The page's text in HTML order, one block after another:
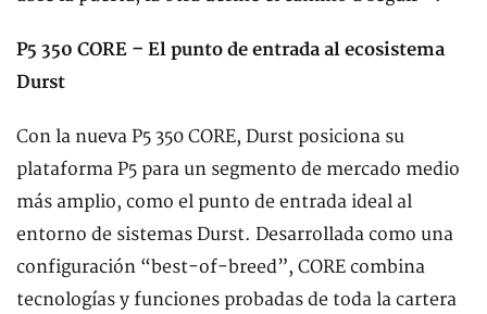
P5 350 CORE – El punto de entrada al ecosistema
Durst
Con la nueva P5 350 CORE, Durst posiciona su
plataforma P5 para un segmento de mercado medio
más amplio, como el punto de entrada ideal al
entorno de sistemas Durst. Desarrollada como una
configuración “best-of-breed”, CORE combina
tecnologías y funciones probadas de toda la cartera